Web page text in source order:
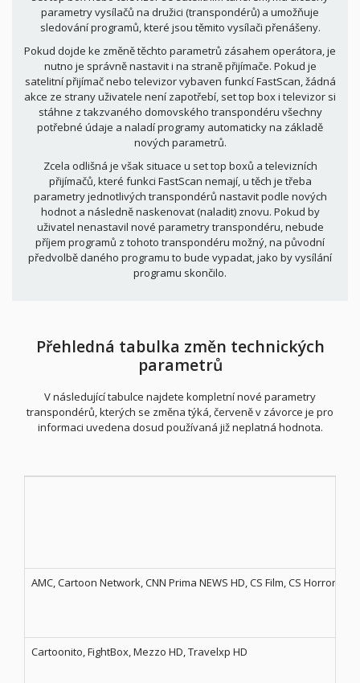
parametry vysílačů na družici (transpondérů) a umožňuje
sledování programů, které jsou těmito vysílači přenášeny.
Pokud dojde ke změně těchto parametrů zásahem operátora, je
nutno je správně nastavit i na straně přijímače. Pokud je
satelitní přijímač nebo televizor vybaven funkcí FastScan, žádná
akce ze strany uživatele není zapotřebí, set top box i televizor si
stáhne z takzvaného domovského transpondéru všechny
potřebné údaje a naladí programy automaticky na základě
nových parametrů.
Zcela odlišná je však situace u set top boxů a televizních
přijímačů, které funkci FastScan nemají, u těch je třeba
parametry jednotlivých transpondérů nastavit podle nových
hodnot a následně naskenovat (naladit) znovu. Pokud by
uživatel nenastavil nové parametry transpondéru, nebude
příjem programů z tohoto transpondéru možný, na původní
předvolbě daného programu to bude vypadat, jako by vysílání
programu skončilo.
Přehledná tabulka změn technických
parametrů
V následující tabulce najdete kompletní nové parametry
transpondérů, kterých se změna týká, červeně v závorce je pro
informaci uvedena dosud používaná již neplatná hodnota.
AMC, Cartoon Network, CNN Prima NEWS HD, CS Film, CS Horror,
Cartoonito, FightBox, Mezzo HD, Travelxp HD